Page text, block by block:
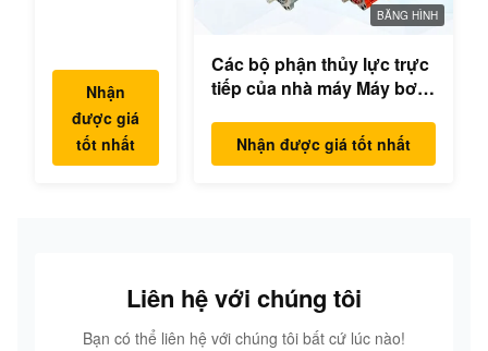
phận động
cơ swing
cho Hyundai
Yanmar
Komatsu
Nhận
được giá
tốt nhất
BĂNG HÌNH
Các bộ phận thủy lực trực
tiếp của nhà máy Máy bơm
Mô hình động cơ
PC/EX/EC/DH/DX/CAAT/SH
Nhận được giá tốt nhất
Liên hệ với chúng tôi
Bạn có thể liên hệ với chúng tôi bất cứ lúc nào!